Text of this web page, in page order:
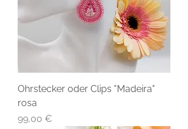
Ohrstecker oder Clips "Madeira"
rosa
Preis
99,00 €